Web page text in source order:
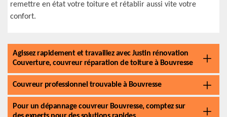
remettre en état votre toiture et rétablir aussi vite votre
confort.
Agissez rapidement et travaillez avec Justin rénovation
Couverture, couvreur réparation de toiture à Bouvresse
Couvreur professionnel trouvable à Bouvresse
Pour un dépannage couvreur Bouvresse, comptez sur